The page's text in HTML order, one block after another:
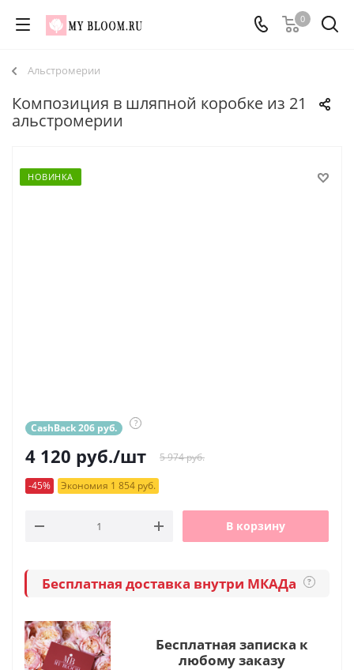
0
Альстромерии
Композиция в шляпной коробке из 21
альстромерии
НОВИНКА
CashBack 206 руб. ?
4 120 руб./шт 5 974 руб.
-45% Экономия 1 854 руб.
В корзину
Бесплатная доставка внутри МКАДа ?
Бесплатная записка к
любому заказу